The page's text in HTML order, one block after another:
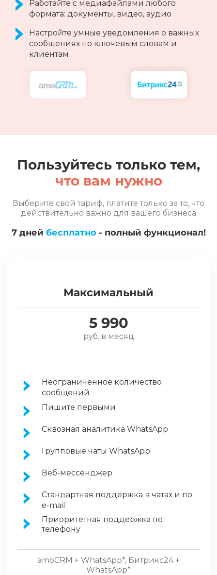
Пользуйтесь только тем,
что вам нужно
Выберите свой тариф, платите только за то, что
действительно важно для вашего бизнеса
7 дней бесплатно - полный функционал!
Максимальный
5 990
руб. в месяц
Неограниченное количество
сообщений
Пишите первыми
Сквозная аналитика WhatsApp
Групповые чаты WhatsApp
Веб-мессенджер
Стандартная поддержка в чатах и по
e-mail
Приоритетная поддержка по
телефону
amoCRM + WhatsApp*, Битрикс24 +
WhatsApp*